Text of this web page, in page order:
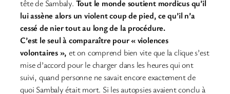
tête de Sambaly. Tout le monde soutient mordicus qu’il
lui assène alors un violent coup de pied, ce qu’il n’a
cessé de nier tout au long de la procédure.
C’est le seul à comparaître pour « violences
volontaires », et on comprend bien vite que la clique s’est
mise d’accord pour le charger dans les heures qui ont
suivi, quand personne ne savait encore exactement de
quoi Sambaly était mort. Si les autopsies avaient conclu à